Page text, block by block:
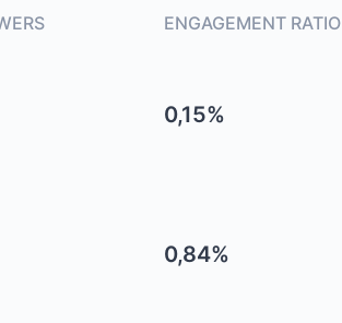
ENGAGEMENT RATIO
0,15%
0,84%